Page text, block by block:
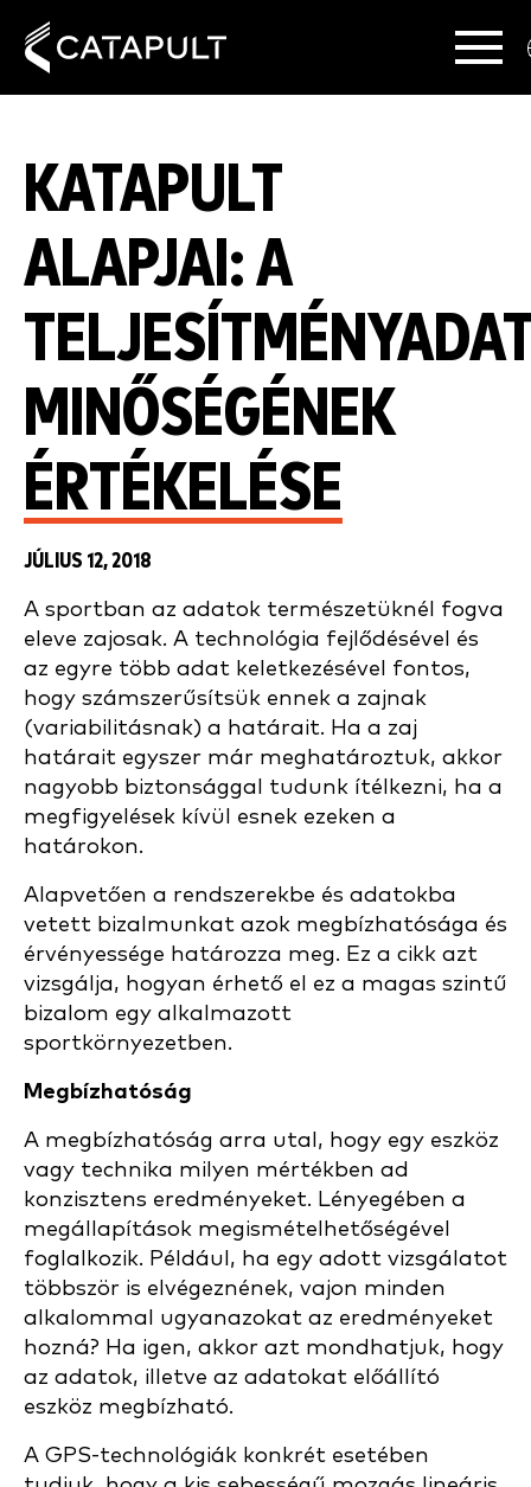
KATAPULT
ALAPJAI: A
MINŐSÉGÉNEK
ÉRTÉKELÉSE
JÚLIUS 12, 2018
A sportban az adatok természetüknél fogva
eleve zajosak. A technológia fejlődésével és
az egyre több adat keletkezésével fontos,
hogy számszerűsítsük ennek a zajnak
(variabilitásnak) a határait. Ha a zaj
határait egyszer már meghatároztuk, akkor
nagyobb biztonsággal tudunk ítélkezni, ha a
megfigyelések kívül esnek ezeken a
határokon.
Alapvetően a rendszerekbe és adatokba
vetett bizalmunkat azok megbízhatósága és
érvényessége határozza meg. Ez a cikk azt
vizsgálja, hogyan érhető el ez a magas szintű
bizalom egy alkalmazott
sportkörnyezetben.
Megbízhatóság
A megbízhatóság arra utal, hogy egy eszköz
vagy technika milyen mértékben ad
konzisztens eredményeket. Lényegében a
megállapítások megismételhetőségével
foglalkozik. Például, ha egy adott vizsgálatot
többször is elvégeznének, vajon minden
alkalommal ugyanazokat az eredményeket
hozná? Ha igen, akkor azt mondhatjuk, hogy
az adatok, illetve az adatokat előállító
eszköz megbízható.
A GPS-technológiák konkrét esetében